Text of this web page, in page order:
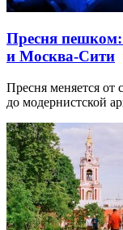
Пресня пешком:
и Москва-Сити
Пресня меняется от
до модернистской